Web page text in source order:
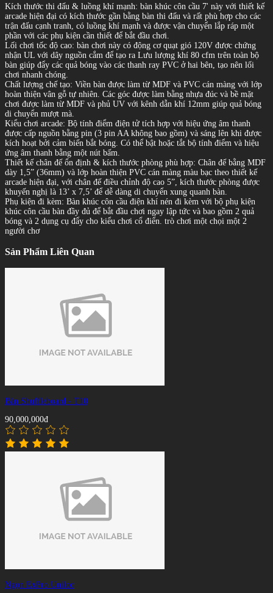
Kích thước thi đấu & luồng khí mạnh: bàn khúc côn cầu 7' này với thiết kế
arcade hiện đại có kích thước gần bằng bàn thi đấu và rất phù hợp cho các
trận đấu cạnh tranh, có luồng khí mạnh và được vận chuyển lắp ráp một
phần với các phụ kiện cần thiết để bắt đầu chơi.
Lối chơi tốc độ cao: bàn chơi này có động cơ quạt gió 120V được chứng
nhận UL với dây nguồn cắm để tạo ra Lưu lượng khí 80 cfm trên toàn bộ
bàn giúp đẩy các quả bóng vào các thanh ray PVC ở hai bên, tạo nên lối
chơi nhanh chóng.
Chất lượng chế tạo: Viền bàn được làm từ MDF và PVC cán màng với lớp
hoàn thiện vân gỗ tự nhiên. Các góc được làm bằng nhựa đúc và bề mặt
chơi được làm từ MDF và phủ UV với kênh dẫn khí 12mm giúp quả bóng
di chuyển mượt mà.
Kiểu chơi arcade: Bộ tính điểm điện tử tích hợp với hiệu ứng âm thanh
được cấp nguồn bằng pin (3 pin AA không bao gồm) và sáng lên khi được
kích hoạt bởi cảm biến bắt bóng. Có thể bật hoặc tắt bộ tính điểm và hiệu
ứng âm thanh bằng một nút bấm.
Thiết kế chân đế ổn định & kích thước phòng phù hợp: Chân đế bằng MDF
dày 1,5” (36mm) và lớp hoàn thiện PVC cán màng màu bạc theo thiết kế
arcade hiện đại, với chân đế điều chỉnh độ cao 5”, kích thước phòng được
khuyến nghị là 13’ x 7,5’ để dễ dàng di chuyển xung quanh bàn.
Phụ kiện đi kèm: Bàn khúc côn cầu điện khí nén đi kèm với bộ phụ kiện
khúc côn cầu bàn đầy đủ để bắt đầu chơi ngay lập tức và bao gồm 2 quả
bóng và 2 dụng cụ đẩy cho kiểu chơi cổ điển. trò chơi một chọi một 2
người chơ
Sản Phẩm Liên Quan
Bàn Shuffleboard - T10
90,000,000đ
Ngọn ExPro Uniloc